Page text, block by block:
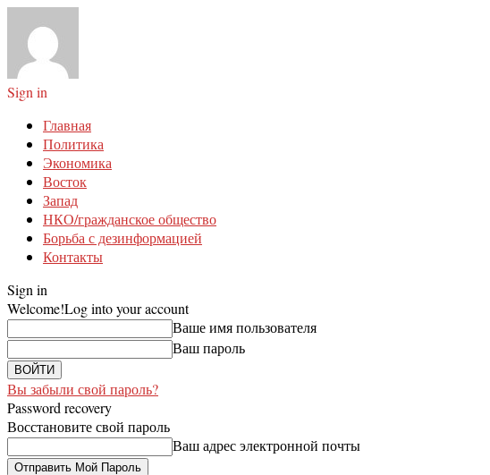
Sign in
Главная
Политика
Экономика
Восток
Запад
НКО/гражданское общество
Борьба с дезинформацией
Контакты
Sign in
Welcome!Log into your account
Ваше имя пользователя
Ваш пароль
Вы забыли свой пароль?
Password recovery
Восстановите свой пароль
Ваш адрес электронной почты